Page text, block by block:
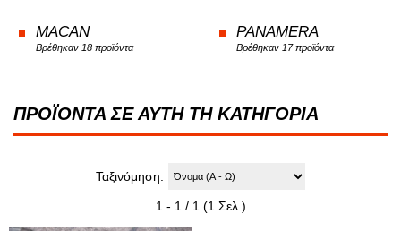
MACAN
Βρέθηκαν 18 προϊόντα
PANAMERA
Βρέθηκαν 17 προϊόντα
ΠΡΟΪΟΝΤΑ ΣΕ ΑΥΤΗ ΤΗ ΚΑΤΗΓΟΡΙΑ
Ταξινόμηση:
1 - 1 / 1 (1 Σελ.)